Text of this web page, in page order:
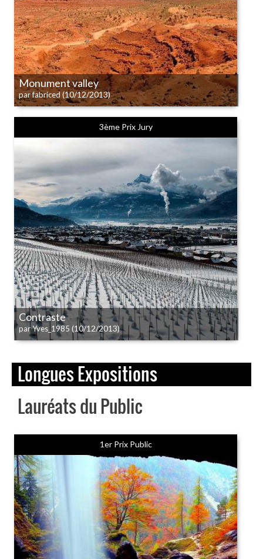
Monument valley
par fabriced (10/12/2013)
3ème Prix Jury
Contraste
par Yves_1985 (10/12/2013)
Longues Expositions
Lauréats du Public
1er Prix Public